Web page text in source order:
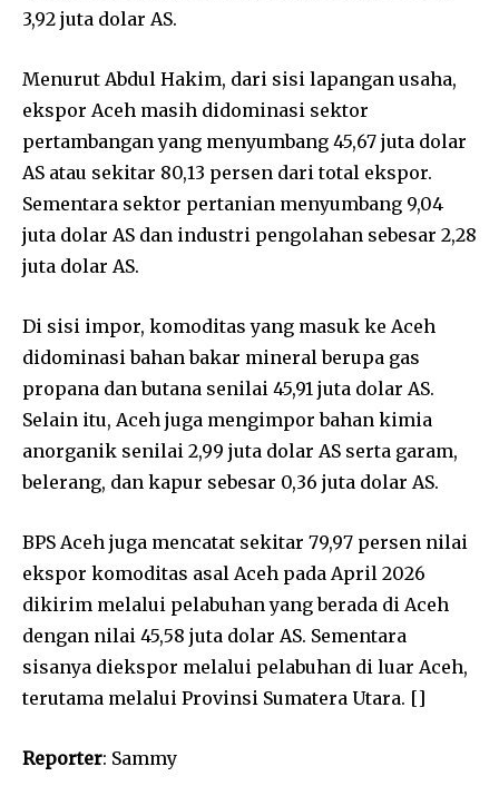
3,92 juta dolar AS.
Menurut Abdul Hakim, dari sisi lapangan usaha,
ekspor Aceh masih didominasi sektor
pertambangan yang menyumbang 45,67 juta dolar
AS atau sekitar 80,13 persen dari total ekspor.
Sementara sektor pertanian menyumbang 9,04
juta dolar AS dan industri pengolahan sebesar 2,28
juta dolar AS.
Di sisi impor, komoditas yang masuk ke Aceh
didominasi bahan bakar mineral berupa gas
propana dan butana senilai 45,91 juta dolar AS.
Selain itu, Aceh juga mengimpor bahan kimia
anorganik senilai 2,99 juta dolar AS serta garam,
belerang, dan kapur sebesar 0,36 juta dolar AS.
BPS Aceh juga mencatat sekitar 79,97 persen nilai
ekspor komoditas asal Aceh pada April 2026
dikirim melalui pelabuhan yang berada di Aceh
dengan nilai 45,58 juta dolar AS. Sementara
sisanya diekspor melalui pelabuhan di luar Aceh,
terutama melalui Provinsi Sumatera Utara. []
Reporter: Sammy